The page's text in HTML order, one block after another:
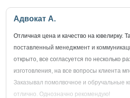
Адвокат А.
Отличная цена и качество на ювелирку.
поставленный менеджмент и
открыто, все согласуется по несколько
изготовления, на все вопросы клиента
Заказывал помолвочное и обручальные
отлично. Однозначно рекомендую!